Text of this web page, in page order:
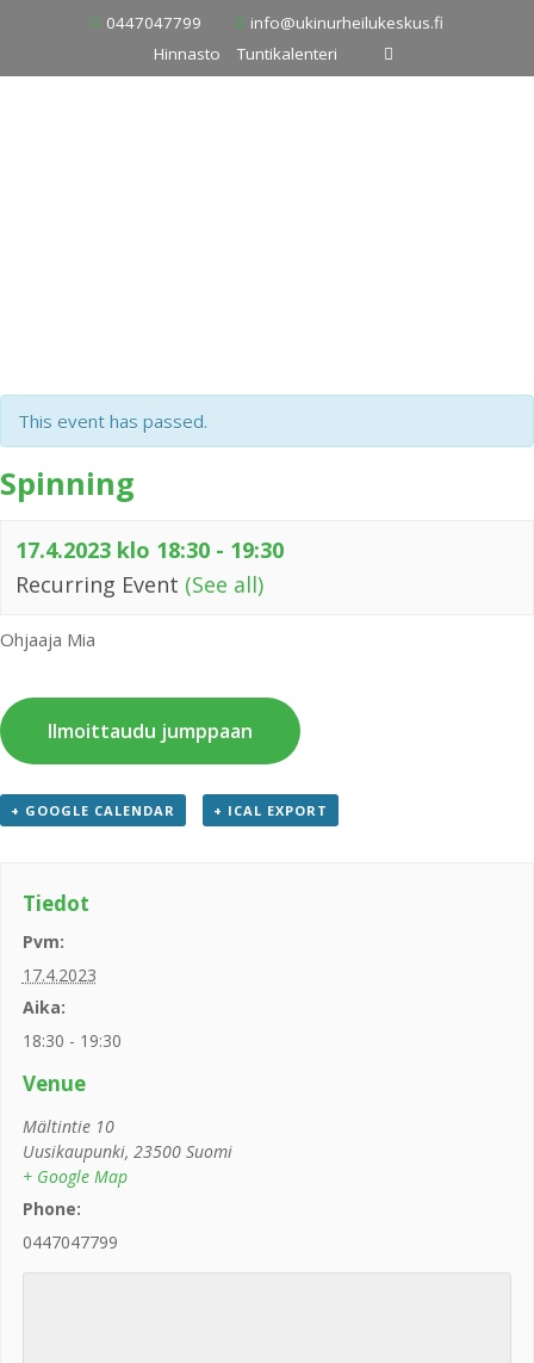
content
0447047799
info@ukinurheilukeskus.fi
Hinnasto
Tuntikalenteri
This event has passed.
Spinning
17.4.2023 klo 18:30 - 19:30
Recurring Event (See all)
Ohjaaja Mia
Ilmoittaudu jumppaan
+ GOOGLE CALENDAR + ICAL EXPORT
Tiedot
Pvm:
17.4.2023
Aika:
18:30 - 19:30
Venue
Mältintie 10
Uusikaupunki, 23500 Suomi
+ Google Map
Phone:
0447047799